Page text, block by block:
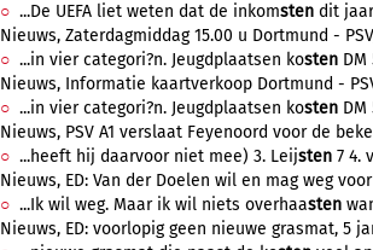
...De UEFA liet weten dat de inkomsten dit
Nieuws, Zaterdagmiddag 15.00 u Dortmund -
...in vier categori?n. Jeugdplaatsen kosten
Nieuws, Informatie kaartverkoop Dortmund -
...in vier categori?n. Jeugdplaatsen kosten
Nieuws, PSV A1 verslaat Feyenoord voor de
...heeft hij daarvoor niet mee) 3. Leijsten 7 4.
Nieuws, ED: Van der Doelen wil en mag weg
...Ik wil weg. Maar ik wil niets overhaasten
Nieuws, ED: voorlopig geen nieuwe grasmat, 5